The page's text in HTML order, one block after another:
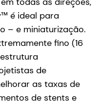
de
as taxas de
de stents e
também oferece
em
a movimentos